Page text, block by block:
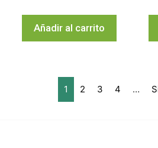
Añadir al carrito
1 2 3 4 …